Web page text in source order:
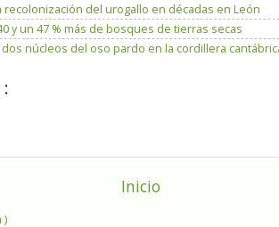
del urogallo en décadas en León
y un 47 % más de bosques de tierras secas
núcleos del oso pardo en la cordillera
Inicio
)